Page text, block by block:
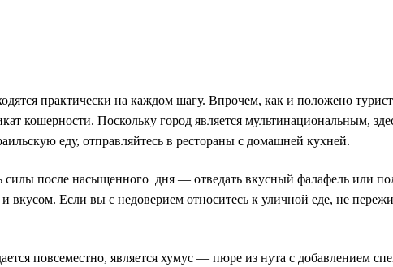
практически на каждом шагу. Впрочем, как и положено
кошерности. Поскольку город является мультинациональным,
еду, отправляйтесь в рестораны с домашней кухней.
после насыщенного дня — отведать вкусный фалафель или
вкусом. Если вы с недоверием относитесь к уличной еде, не
повсеместно, является хумус — пюре из нута с добавлением